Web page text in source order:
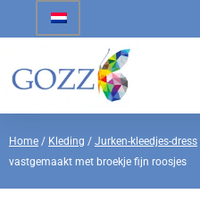
Home / Kleding / Jurken-kleedjes-dress
vastgemaakt met broekje fijn roosjes